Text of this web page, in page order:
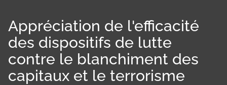
Appréciation de l'efficacité
des dispositifs de lutte
contre le blanchiment des
capitaux et le terrorisme